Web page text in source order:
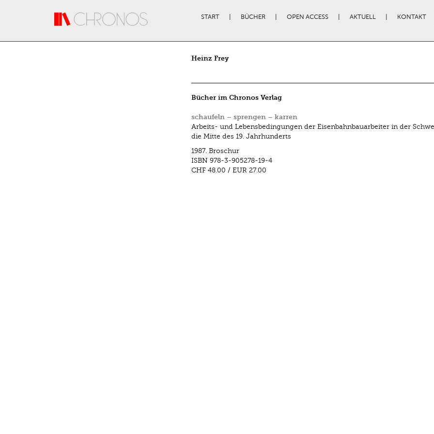
START BÜCHER OPEN ACCESS AKTUELL KONTAKT
Heinz Frey
Bücher im Chronos Verlag
schaufeln – sprengen – karren
Arbeits- und Lebensbedingungen der Eisenbahnbauarbeiter in der
die Mitte des 19. Jahrhunderts
1987. Broschur
ISBN 978-3-905278-19-4
CHF 48.00 / EUR 27.00